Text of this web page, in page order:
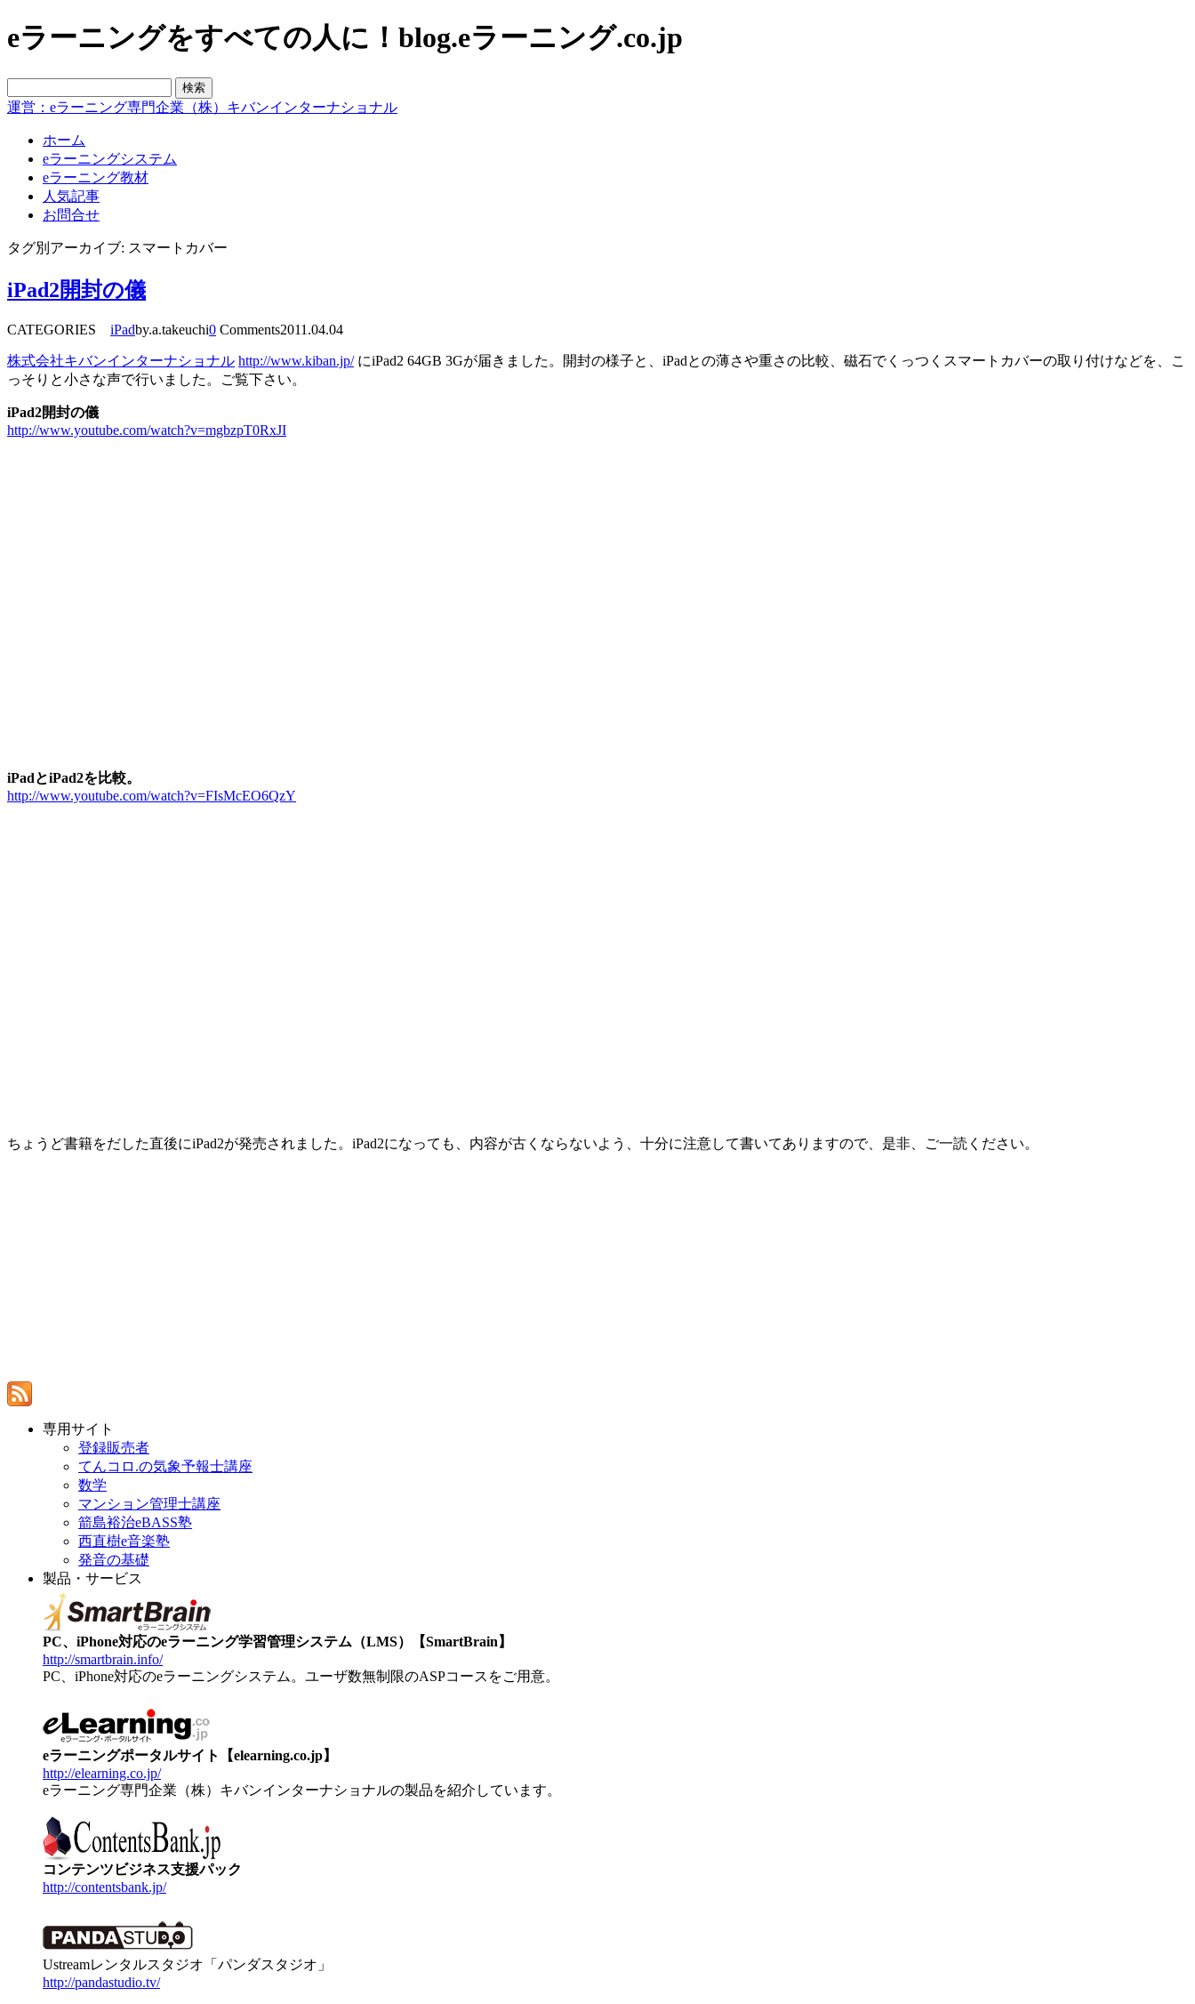
eラーニングをすべての人に！blog.eラーニング.co.jp
運営：eラーニング専門企業（株）キバンインターナショナル
ホーム
eラーニングシステム
eラーニング教材
人気記事
お問合せ
タグ別アーカイブ: スマートカバー
iPad2開封の儀
CATEGORIES iPadby.a.takeuchi0 Comments2011.04.04
株式会社キバンインターナショナル http://www.kiban.jp/にiPad2 64GB 3Gが届きました。開封の様子と、iPadとの薄さや重さの比較、磁石でくっつくスマートカバーの取り付けなどを、こ
っそりと小さな声で行いました。ご覧下さい。
iPad2開封の儀
http://www.youtube.com/watch?v=mgbzpT0RxJI
iPadとiPad2を比較。
http://www.youtube.com/watch?v=FIsMcEO6QzY
ちょうど書籍をだした直後にiPad2が発売されました。iPad2になっても、内容が古くならないよう、十分に注意して書いてありますので、是非、ご一読ください。
専用サイト
登録販売者
てんコロ.の気象予報士講座
数学
マンション管理士講座
箭島裕治eBASS塾
西直樹e音楽塾
発音の基礎
製品・サービス
PC、iPhone対応のeラーニング学習管理システム（LMS）【SmartBrain】
http://smartbrain.info/
PC、iPhone対応のeラーニングシステム。ユーザ数無制限のASPコースをご用意。
eラーニングポータルサイト【elearning.co.jp】
http://elearning.co.jp/
eラーニング専門企業（株）キバンインターナショナルの製品を紹介しています。
コンテンツビジネス支援パック
http://contentsbank.jp/
Ustreamレンタルスタジオ「パンダスタジオ」
http://pandastudio.tv/